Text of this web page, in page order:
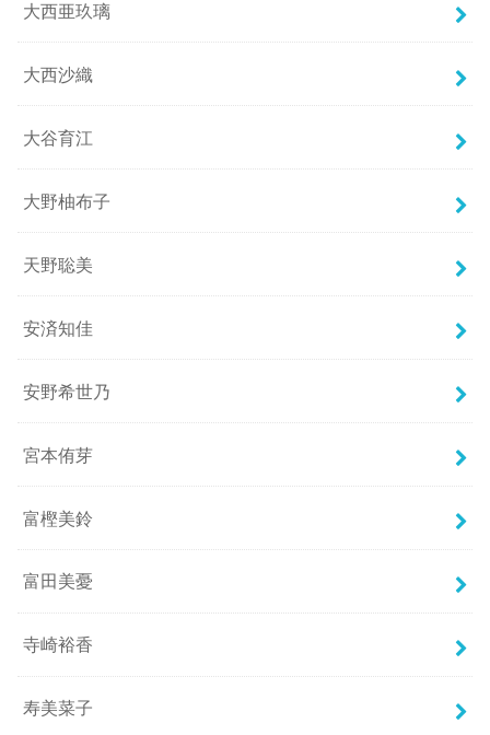
大西亜玖璃
大西沙織
大谷育江
大野柚布子
天野聡美
安済知佳
安野希世乃
宮本侑芽
富樫美鈴
富田美憂
寺崎裕香
寿美菜子